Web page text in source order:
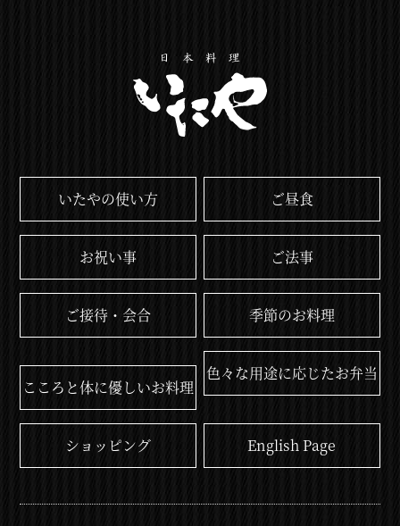
いたやの使い方 ご昼食
お祝い事 ご法事
ご接待・会合 季節のお料理
こころと体に優しいお料理
色々な用途に応じたお弁当
ショッピング English Page